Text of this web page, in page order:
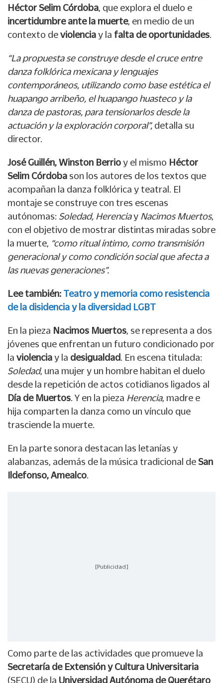
Héctor Selim Córdoba, que explora el duelo e
incertidumbre ante la muerte, en medio de un
contexto de violencia y la falta de oportunidades.
“La propuesta se construye desde el cruce entre
danza folklórica mexicana y lenguajes
contemporáneos, utilizando como base estética el
huapango arribeño, el huapango huasteco y la
danza de pastoras, para tensionarlos desde la
actuación y la exploración corporal”, detalla su
director.
José Guillén, Winston Berrio y el mismo Héctor
Selim Córdoba son los autores de los textos que
acompañan la danza folklórica y teatral. El
montaje se construye con tres escenas
autónomas: Soledad, Herenciay Nacimos Muertos,
con el objetivo de mostrar distintas miradas sobre
la muerte, “como ritual íntimo, como transmisión
generacional y como condición social que afecta a
las nuevas generaciones”.
Lee también: Teatro y memoria como resistencia
de la disidencia y la diversidad LGBT
En la pieza Nacimos Muertos, se representa a dos
jóvenes que enfrentan un futuro condicionado por
la violencia y la desigualdad. En escena titulada:
Soledad, una mujer y un hombre habitan el duelo
desde la repetición de actos cotidianos ligados al
Día de Muertos. Y en la pieza Herencia, madre e
hija comparten la danza como un vínculo que
trasciende la muerte.
En la parte sonora destacan las letanías y
alabanzas, además de la música tradicional de San
Ildefonso, Amealco.
[Publicidad]
Como parte de las actividades que promueve la
Secretaría de Extensión y Cultura Universitaria
(SECU) de la Universidad Autónoma de Querétaro